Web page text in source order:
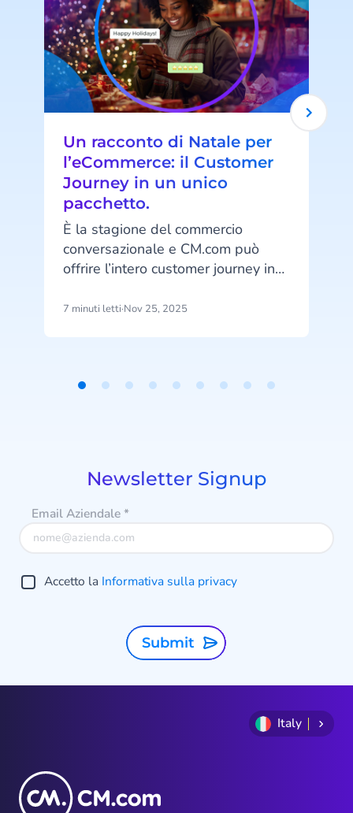
Un racconto di Natale per
l’eCommerce: il Customer
Journey in un unico
pacchetto.
È la stagione del commercio
conversazionale e CM.com può
offrire l’intero customer journey in
dei tuoi materiali promozionali alla
trasformare gli acquirenti delle
7 minuti letti·Nov 25, 2025
Newsletter Signup
Email Aziendale*
Accetto la Informativa sulla privacy
Submit
Italy